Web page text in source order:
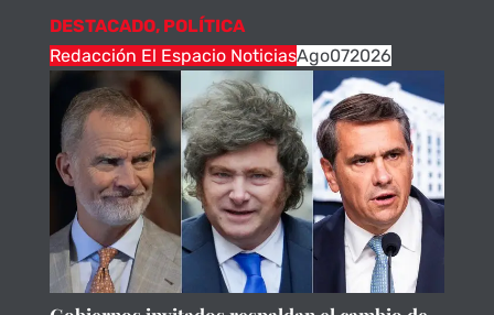
DESTACADO, POLÍTICA
Redacción El Espacio NoticiasAgo072026